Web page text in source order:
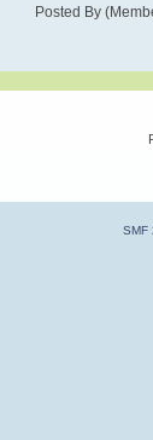
Posted By
SMF